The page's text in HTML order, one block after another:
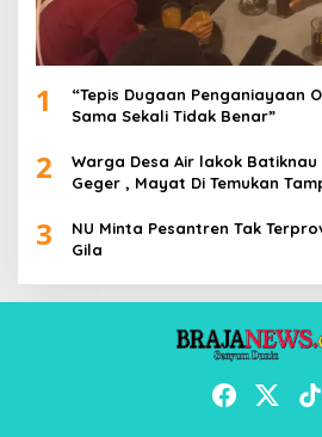
1
“Tepis Dugaan Penganiayaan
Sama Sekali Tidak Benar”
2
Warga Desa Air lakok
Geger , Mayat Di Temukan
3
NU Minta Pesantren Tak
Gila